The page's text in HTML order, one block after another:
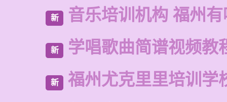
新 音乐培训机构 福州
新 学唱歌曲简谱视频教
新 福州尤克里里培训学